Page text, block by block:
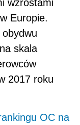
wzrostami
Europie.
skala
2017 roku
OC na